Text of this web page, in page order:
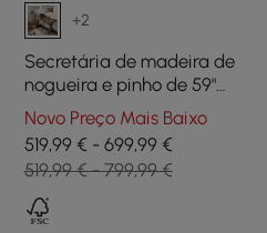
+2
Secretária de madeira de
nogueira e pinho de 59"
estilo quinta moderna
Novo Preço Mais Baixo
519,99 € - 699,99 €
519,99 € - 799,99 €